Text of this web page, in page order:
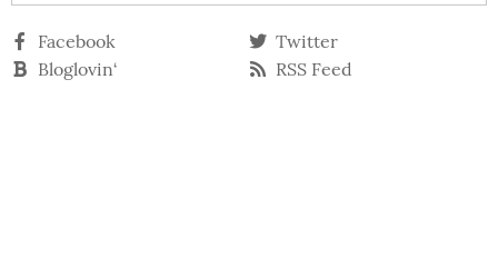
Facebook
Twitter
Bloglovin‘
RSS Feed